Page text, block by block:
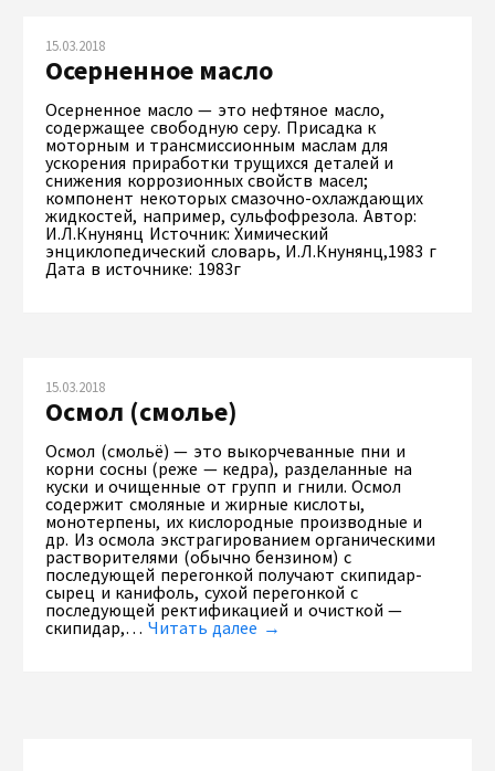
15.03.2018
Осерненное масло
Осерненное масло — это нефтяное масло,
содержащее свободную серу. Присадка к
моторным и трансмиссионным маслам для
ускорения приработки трущихся деталей и
снижения коррозионных свойств масел;
компонент некоторых смазочно-охлаждающих
жидкостей, например, сульфофрезола. Автор:
И.Л.Кнунянц Источник: Химический
энциклопедический словарь, И.Л.Кнунянц,1983 г
Дата в источнике: 1983г
15.03.2018
Осмол (смолье)
Осмол (смольё) — это выкорчеванные пни и
корни сосны (реже — кедра), разделанные на
куски и очищенные от групп и гнили. Осмол
содержит смоляные и жирные кислоты,
монотерпены, их кислородные производные и
др. Из осмола экстрагированием органическими
растворителями (обычно бензином) с
последующей перегонкой получают скипидар-
сырец и канифоль, сухой перегонкой с
последующей ректификацией и очисткой —
скипидар,… Читать далее →